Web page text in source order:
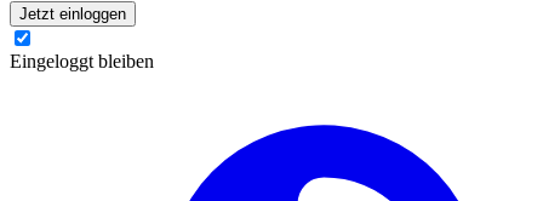
Jetzt einloggen
Eingeloggt bleiben